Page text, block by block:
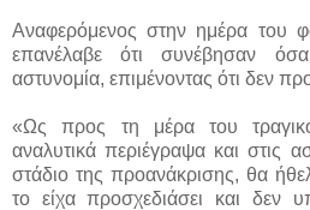
Αναφερόμενος στην ημέρα του
επανέλαβε ότι συνέβησαν
αστυνομία, επιμένοντας ότι δεν
«Ως προς τη μέρα του
αναλυτικά περιέγραψα και στις
στάδιο της προανάκρισης, θα
το είχα προσχεδιάσει και δεν